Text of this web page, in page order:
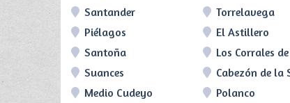
Santander Torrelavega
Piélagos
El Astillero
Santoña
Los Corrales
Suances
Cabezón de la
Medio Cudeyo
Polanco